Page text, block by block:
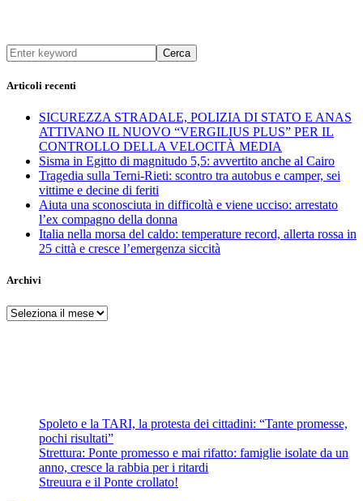
Cerca
Articoli recenti
SICUREZZA STRADALE, POLIZIA DI STATO E ANAS
ATTIVANO IL NUOVO “VERGILIUS PLUS” PER IL
CONTROLLO DELLA VELOCITÀ MEDIA
Sisma in Egitto di magnitudo 5,5: avvertito anche al Cairo
Tragedia sulla Terni-Rieti: scontro tra autobus e camper, sei
vittime e decine di feriti
Aiuta una sconosciuta in difficoltà e viene ucciso: arrestato
l’ex compagno della donna
Italia nella morsa del caldo: temperature record, allerta rossa in
25 città e cresce l’emergenza siccità
Archivi
Archivi
Spoleto e la TARI, la protesta dei cittadini: “Tante promesse,
pochi risultati”
Strettura: Ponte promesso e mai rifatto: famiglie isolate da un
anno, cresce la rabbia per i ritardi
Streuura e il Ponte crollato!